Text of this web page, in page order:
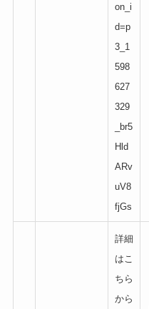
on_i
d=p
3_1
598
627
329
_br5
Hld
ARv
uV8
fjGs
詳細
はこ
ちら
から